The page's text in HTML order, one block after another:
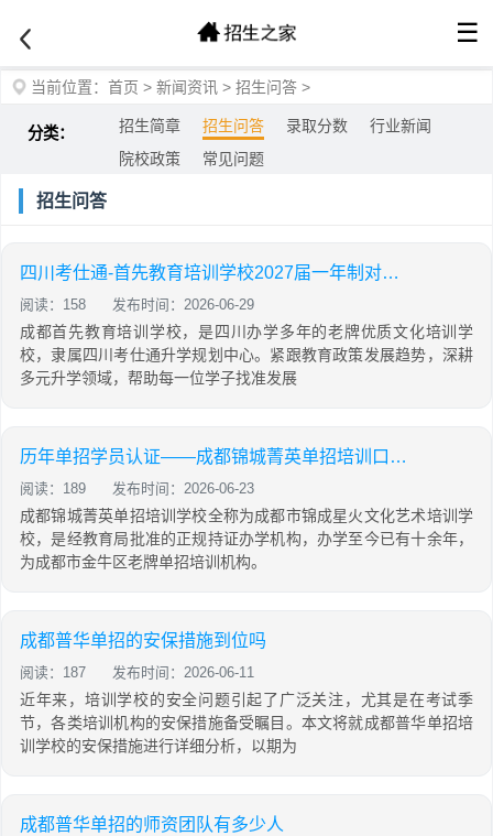
☰
当前位置： 首页 > 新闻资讯 > 招生问答 >
分类： 招生简章 招生问答 录取分数
行业新闻
院校政策
常见问题
招生问答
四川考仕通-首先教育培训学校2027届一年制对口本科复读班招生简章
阅读：158 发布时间：2026-06-29
成都首先教育培训学校，是四川办学多年的老牌优质文化培训学
校，隶属四川考仕通升学规划中心。紧跟教育政策发展趋势，深耕
多元升学领域，帮助每一位学子找准发展
历年单招学员认证——成都锦城菁英单招培训口碑好评！
阅读：189 发布时间：2026-06-23
成都锦城菁英单招培训学校全称为成都市锦成星火文化艺术培训学
校，是经教育局批准的正规持证办学机构，办学至今已有十余年，
为成都市金牛区老牌单招培训机构。
成都普华单招的安保措施到位吗
阅读：187 发布时间：2026-06-11
近年来，培训学校的安全问题引起了广泛关注，尤其是在考试季
节，各类培训机构的安保措施备受瞩目。本文将就成都普华单招培
训学校的安保措施进行详细分析，以期为
成都普华单招的师资团队有多少人